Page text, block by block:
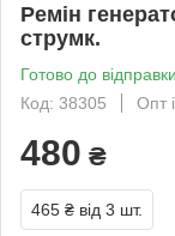
Ремін
струмк.
Готово до відправки
Код: 38305
Опт
480 ₴
465 ₴ від 3 шт.